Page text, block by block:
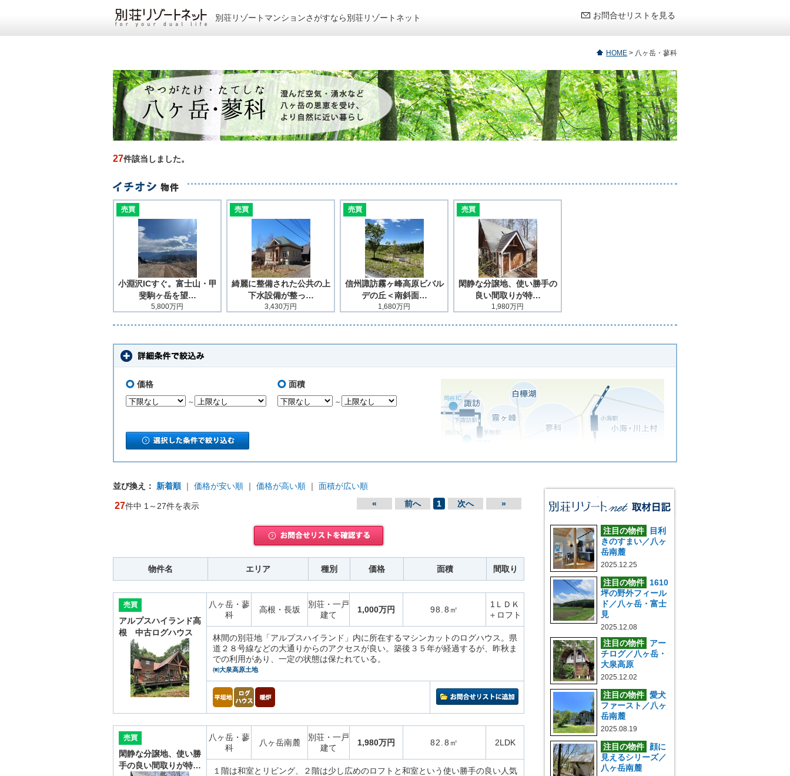
別荘リゾートマンションさがすなら別荘リゾートネット お問合せリストを見る
HOME > 八ヶ岳・蓼科
27件該当しました。
売買
小淵沢ICすぐ。富士山・甲
斐駒ヶ岳を望…
5,800万円
売買
綺麗に整備された公共の上
下水設備が整っ…
3,430万円
売買
信州諏訪霧ヶ峰高原ビバル
デの丘＜南斜面…
1,680万円
売買
閑静な分譲地、使い勝手の
良い間取りが特…
1,980万円
価格
～
面積
～
並び換え： 新着順 ｜ 価格が安い順 ｜ 価格が高い順 ｜ 面積が広い順
27件中 1～27件を表示 « 前へ 1 次へ »
物件名 エリア 種別 価格 面積 間取り
売買
アルプスハイランド高
根 中古ログハウス
八ヶ岳・蓼
科
高根・長坂
別荘・一戸
建て
1,000万円 98.8㎡
1ＬＤＫ
＋ロフト
林間の別荘地「アルプスハイランド」内に所在するマシンカットのログハウス。県
道２８号線などの大通りからのアクセスが良い。築後３５年が経過するが、昨秋ま
での利用があり、一定の状態は保たれている。
㈲大泉高原土地
売買
閑静な分譲地、使い勝
手の良い間取りが特…
八ヶ岳・蓼
科
八ヶ岳南麓
別荘・一戸
建て
1,980万円 82.8㎡ 2LDK
１階は和室とリビング、２階は少し広めのロフトと和室という使い勝手の良い人気
注目の物件
目利
きのすまい／八ヶ
岳南麓
2025.12.25
注目の物件
1610
坪の野外フィール
ド／八ヶ岳・富士
見
2025.12.08
注目の物件
アー
チログ／八ヶ岳・
大泉高原
2025.12.02
注目の物件 愛犬
ファースト／八ヶ
岳南麓
2025.08.19
注目の物件
顔に
見えるシリーズ／
八ヶ岳南麓